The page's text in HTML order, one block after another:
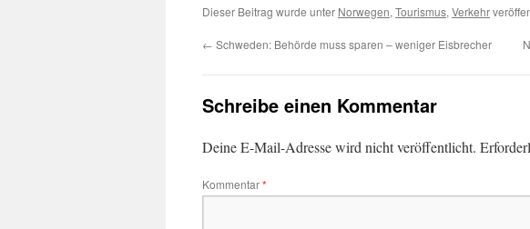
Dieser Beitrag wurde unter Norwegen, Tourismus, Verkehr
← Schweden: Behörde muss sparen – weniger Eisbrecher
Schreibe einen Kommentar
Deine E-Mail-Adresse wird nicht veröffentlicht.
Kommentar*